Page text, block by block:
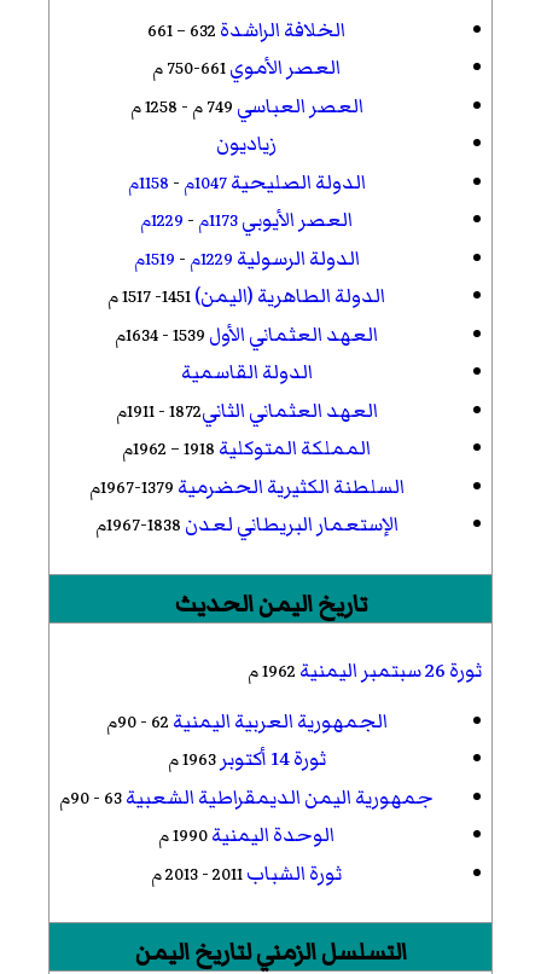
الخلافة الراشدة 632 – 661
العصر الأموي661-750 م
العصر العباسي 749 م - 1258 م
زياديون
الدولة الصليحية 1047م - 1158م
العصر الأيوبي1173م - 1229م
الدولة الرسولية 1229م - 1519م
الدولة الطاهرية (اليمن)1451- 1517 م
العهد العثماني الأول
الدولة القاسمية
العهد العثماني الثاني1872 - 1911م
المملكة المتوكلية 1918 – 1962م
السلطنة الكثيرية الحضرمية 1379-1967م
الإستعمار البريطاني لعدن 1838-1967م
تاريخ اليمن الحديث
ثورة 26 سبتمبر اليمنية 1962 م
الجمهورية العربية اليمنية 62 - 90م
ثورة 14 أكتوبر 1963 م
جمهورية اليمن الديمقراطية الشعبية63 - 90م
الوحدة اليمنية1990 م
ثورة الشباب2011 - 2013 م
التسلسل الزمني لتاريخ اليمن